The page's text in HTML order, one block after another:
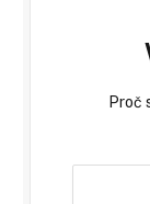
Proč